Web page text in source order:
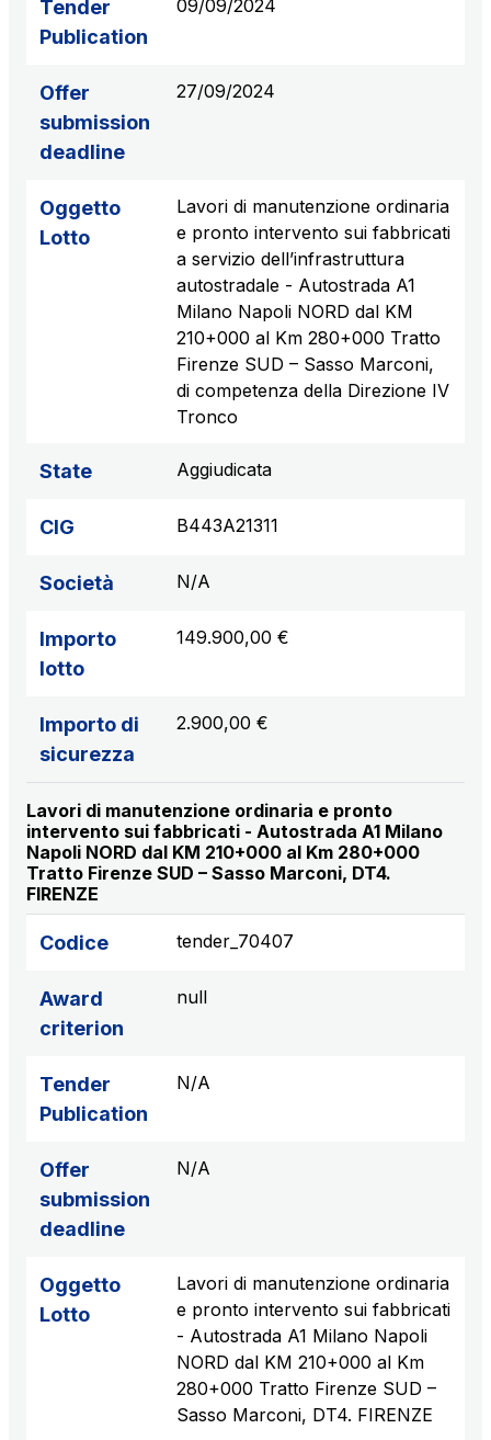
Tender
Publication
09/09/2024
Offer
submission
deadline
27/09/2024
Oggetto
Lotto
Lavori di manutenzione ordinaria
e pronto intervento sui fabbricati
a servizio dell’infrastruttura
autostradale - Autostrada A1
Milano Napoli NORD dal KM
210+000 al Km 280+000 Tratto
Firenze SUD – Sasso Marconi,
di competenza della Direzione IV
Tronco
State Aggiudicata
CIG B443A21311
Società N/A
Importo
lotto
149.900,00 €
Importo di
sicurezza
2.900,00 €
Lavori di manutenzione ordinaria e pronto
intervento sui fabbricati - Autostrada A1 Milano
Napoli NORD dal KM 210+000 al Km 280+000
Tratto Firenze SUD – Sasso Marconi, DT4.
FIRENZE
Codice tender_70407
Award
criterion
null
Tender
Publication
N/A
Offer
submission
deadline
N/A
Oggetto
Lotto
Lavori di manutenzione ordinaria
e pronto intervento sui fabbricati
- Autostrada A1 Milano Napoli
NORD dal KM 210+000 al Km
280+000 Tratto Firenze SUD –
Sasso Marconi, DT4. FIRENZE